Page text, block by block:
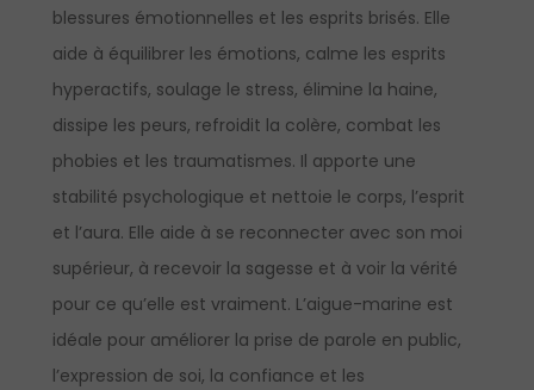
blessures émotionnelles et les esprits brisés. Elle
aide à équilibrer les émotions, calme les esprits
hyperactifs, soulage le stress, élimine la haine,
dissipe les peurs, refroidit la colère, combat les
phobies et les traumatismes. Il apporte une
stabilité psychologique et nettoie le corps, l’esprit
et l’aura. Elle aide à se reconnecter avec son moi
supérieur, à recevoir la sagesse et à voir la vérité
pour ce qu’elle est vraiment. L’aigue-marine est
idéale pour améliorer la prise de parole en public,
l’expression de soi, la confiance et les